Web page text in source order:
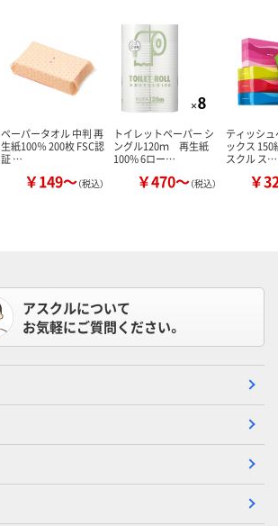
ペーパータオル 中判 再
生紙100％ 200枚 FSC認
証 …
￥149～（税込）
トイレットペーパー シ
ングル120ｍ 再生紙
100% 6ロー…
￥470～（税込）
ティッシ
ックス 150
スクル ス…
￥
アスクルについて
お気軽にご質問ください。